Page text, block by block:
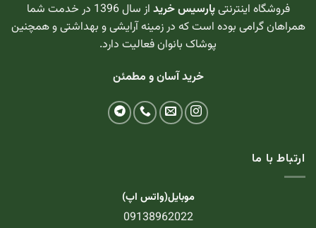
فروشگاه اینترنتیپارسیس خرید
از سال 1396 در خدمت شما
همراهان گرامی بوده است که در زمینه آرایشی و بهداشتی و همچنین
پوشاک بانوان فعالیت دارد.
خرید آسان و مطمئن
ارتباط با ما
موبایل(واتس اپ)
09138962022